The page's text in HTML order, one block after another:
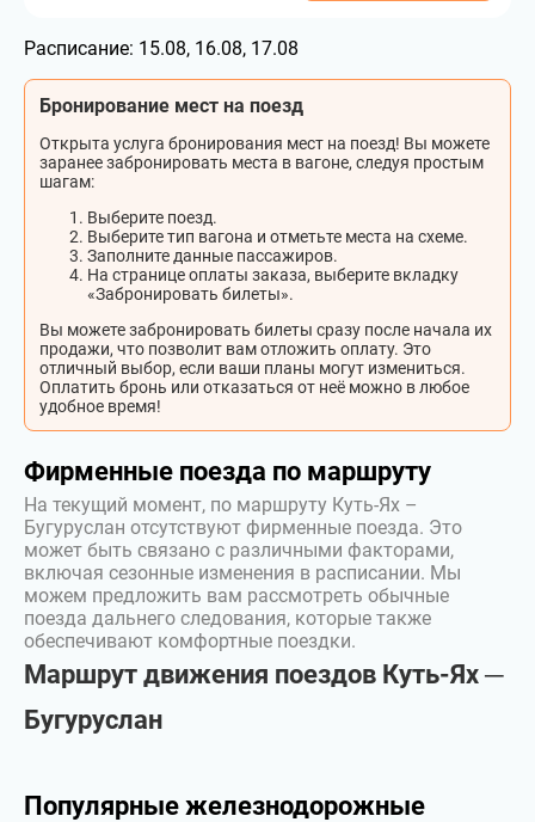
Расписание: 15.08, 16.08, 17.08
Бронирование мест на поезд
Открыта услуга бронирования мест на поезд! Вы можете
заранее забронировать места в вагоне, следуя простым
шагам:
Выберите поезд.
Выберите тип вагона и отметьте места на схеме.
Заполните данные пассажиров.
На странице оплаты заказа, выберите вкладку
«Забронировать билеты».
Вы можете забронировать билеты сразу после начала их
продажи, что позволит вам отложить оплату. Это
отличный выбор, если ваши планы могут измениться.
Оплатить бронь или отказаться от неё можно в любое
удобное время!
Фирменные поезда по маршруту
На текущий момент, по маршруту Куть-Ях –
Бугуруслан отсутствуют фирменные поезда. Это
может быть связано с различными факторами,
включая сезонные изменения в расписании. Мы
можем предложить вам рассмотреть обычные
поезда дальнего следования, которые также
обеспечивают комфортные поездки.
Маршрут движения поездов Куть-Ях ─
Бугуруслан
Популярные железнодорожные